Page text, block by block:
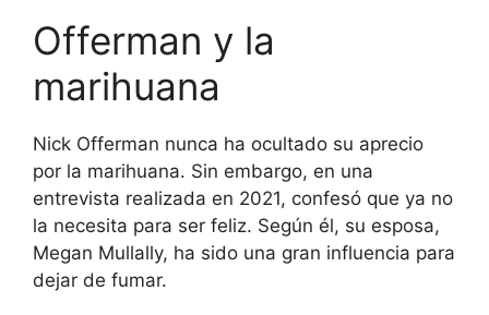
Offerman y la
marihuana
Nick Offerman nunca ha ocultado su aprecio
por la marihuana. Sin embargo, en una
entrevista realizada en 2021, confesó que ya no
la necesita para ser feliz. Según él, su esposa,
Megan Mullally, ha sido una gran influencia para
dejar de fumar.